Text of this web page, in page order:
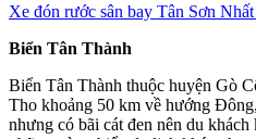
Xe đón rước sân bay Tân Sơn
Biển Tân Thành
Biển Tân Thành thuộc huyện Gò
Tho khoảng 50 km về hướng
nhưng có bãi cát đen nên du